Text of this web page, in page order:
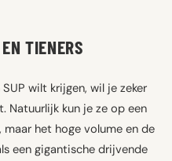
TIENERS
wilt krijgen, wil je zeker
Natuurlijk kun je ze op een
het hoge volume en de
een gigantische drijvende